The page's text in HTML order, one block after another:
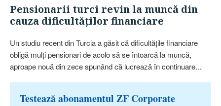
Pensionarii turci revin la muncă din
cauza dificultăţilor financiare
Un studiu recent din Turcia a găsit că dificultăţile financiare
obligă mulţi pensionari de acolo să se întoarcă la muncă,
aproape nouă din zece spunând că lucrează în continuare...
Testează abonamentul ZF Corporate